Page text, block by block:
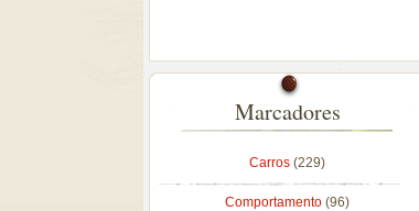
Marcadores
Carros (229)
Comportamento (96)